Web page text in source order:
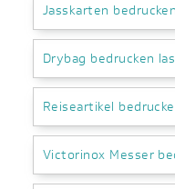
Jasskarten
Drybag bedrucken
Reiseartikel
Victorinox Messer